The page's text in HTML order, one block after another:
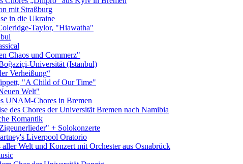
mit Straßburg
in die Ukraine
Taylor, "Hiawatha"
Chaos und Commerz"
Universität (Istanbul)
Verheißung“
"A Child of Our Time"
Welt"
UNAM-Chores in Bremen
des Chores der Universität Bremen nach Namibia
Romantik
+ Solokonzerte
Liverpool Oratorio
aller Welt und Konzert mit Orchester aus Osnabrück